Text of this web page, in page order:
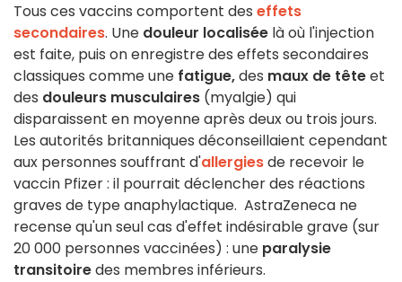
Tous ces vaccins comportent des effets
secondaires. Une douleur localisée là où l'injection
est faite, puis on enregistre des effets secondaires
classiques comme une fatigue,des maux de têteet
des douleurs musculaires (myalgie) qui
disparaissent en moyenne après deux ou trois jours.
Les autorités britanniques déconseillaient cependant
aux personnes souffrant d'allergiesde recevoir le
vaccin Pfizer : il pourrait déclencher des réactions
graves de type anaphylactique. AstraZeneca ne
recense qu'un seul cas d'effet indésirable grave (sur
20 000 personnes vaccinées) : une paralysie
transitoiredes membres inférieurs.